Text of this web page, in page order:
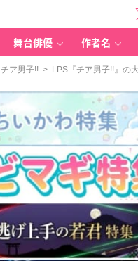
舞台俳優 作者名
チア男子!! > LPS『チア男子!!』の